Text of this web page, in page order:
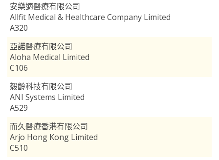
安樂適醫療有限公司
Allfit Medical & Healthcare Company Limited
A320
亞諾醫療有限公司
Aloha Medical Limited
C106
毅齡科技有限公司
ANI Systems Limited
A529
而久醫療香港有限公司
Arjo Hong Kong Limited
C510